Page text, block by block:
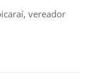
vereador